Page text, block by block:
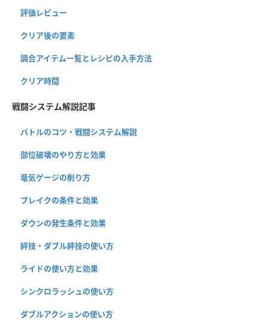
評価レビュー
クリア後の要素
調合アイテム一覧とレシピの入手方法
クリア時間
戦闘システム解説記事
バトルのコツ・戦闘システム解説
部位破壊のやり方と効果
竜気ゲージの削り方
ブレイクの条件と効果
ダウンの発生条件と効果
絆技・ダブル絆技の使い方
ライドの使い方と効果
シンクロラッシュの使い方
ダブルアクションの使い方